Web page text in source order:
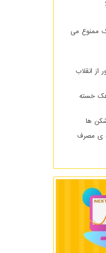
ممنوع می
انقلاب
خسته
ها
ی مصرف